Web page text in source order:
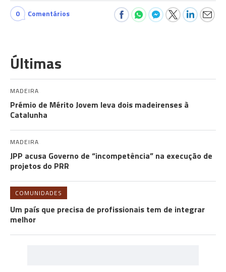
0 Comentários
Últimas
MADEIRA
Prémio de Mérito Jovem leva dois madeirenses à
Catalunha
MADEIRA
JPP acusa Governo de “incompetência” na execução de
projetos do PRR
COMUNIDADES
Um país que precisa de profissionais tem de integrar
melhor